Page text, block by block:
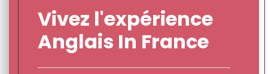
Vivez l'expérience
Anglais In France